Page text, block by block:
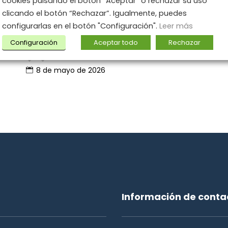
Hoy, un fallo en los sistemas no solo implica
una pérdida de datos; implica un
Por Blog AEC Govertis
8 de mayo de 2026
Información de
clicando el botón “Rechazar”. Igualmente, puedes
configurarlas en el botón "Configuración". Leer más
Configuración Aceptar todo Rechazar